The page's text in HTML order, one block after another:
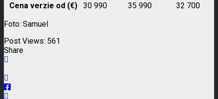
Cena verzie od (€)
30 990 35 990
32 700
Foto: Samuel
Post Views: 561
Share